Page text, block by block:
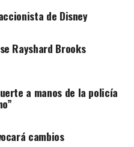
de Disney
Rayshard Brooks
a manos de la policía
cambios